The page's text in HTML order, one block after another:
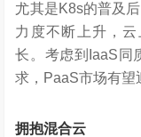
尤其是K8s的普及
力度不断上升，
长。考虑到IaaS同
求，PaaS市场有望
拥抱混合云